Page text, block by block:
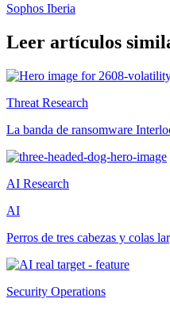
Sophos Iberia
Leer artículos
Threat Research
La banda de ransomware
AI Research
AI
Perros de tres cabezas y colas
Security Operations